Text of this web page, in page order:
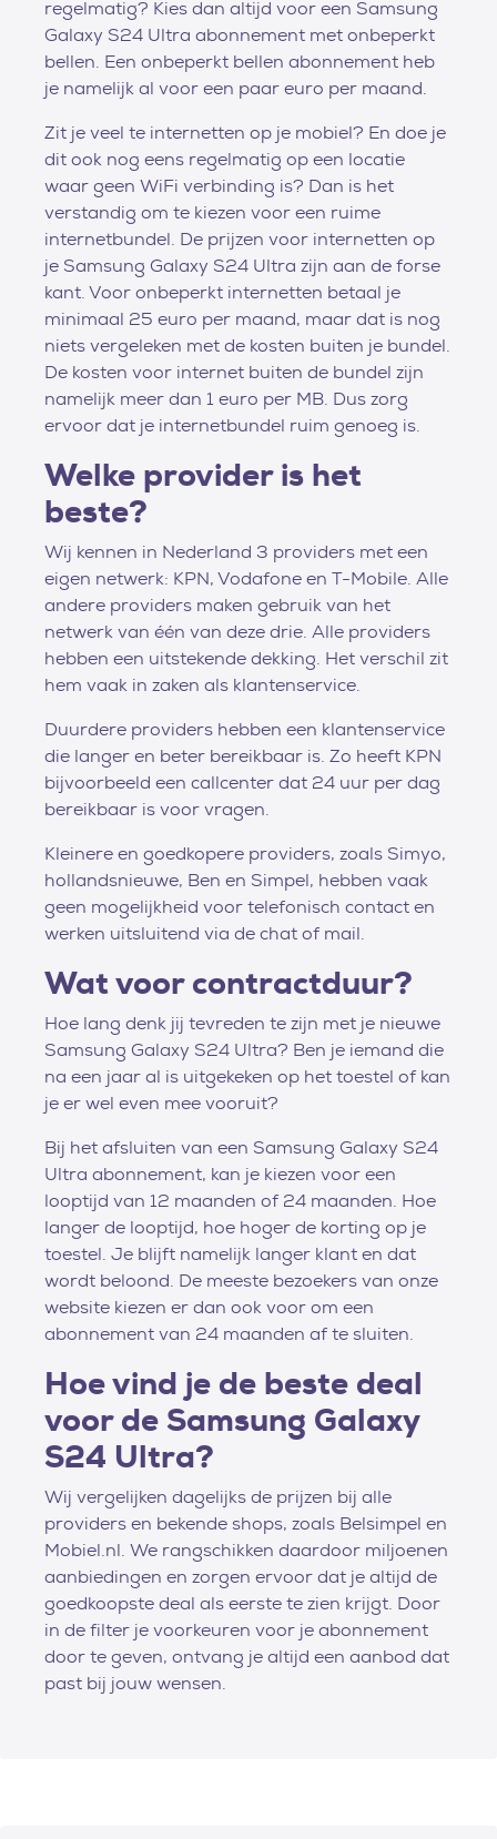
regelmatig? Kies dan altijd voor een Samsung
Galaxy S24 Ultra abonnement met onbeperkt
bellen. Een onbeperkt bellen abonnement heb
je namelijk al voor een paar euro per maand.
Zit je veel te internetten op je mobiel? En doe je
dit ook nog eens regelmatig op een locatie
waar geen WiFi verbinding is? Dan is het
verstandig om te kiezen voor een ruime
internetbundel. De prijzen voor internetten op
je Samsung Galaxy S24 Ultra zijn aan de forse
kant. Voor onbeperkt internetten betaal je
minimaal 25 euro per maand, maar dat is nog
niets vergeleken met de kosten buiten je bundel.
De kosten voor internet buiten de bundel zijn
namelijk meer dan 1 euro per MB. Dus zorg
ervoor dat je internetbundel ruim genoeg is.
Welke provider is het
beste?
Wij kennen in Nederland 3 providers met een
eigen netwerk: KPN, Vodafone en T-Mobile. Alle
andere providers maken gebruik van het
netwerk van één van deze drie. Alle providers
hebben een uitstekende dekking. Het verschil zit
hem vaak in zaken als klantenservice.
Duurdere providers hebben een klantenservice
die langer en beter bereikbaar is. Zo heeft KPN
bijvoorbeeld een callcenter dat 24 uur per dag
bereikbaar is voor vragen.
Kleinere en goedkopere providers, zoals Simyo,
hollandsnieuwe, Ben en Simpel, hebben vaak
geen mogelijkheid voor telefonisch contact en
werken uitsluitend via de chat of mail.
Wat voor contractduur?
Hoe lang denk jij tevreden te zijn met je nieuwe
Samsung Galaxy S24 Ultra? Ben je iemand die
na een jaar al is uitgekeken op het toestel of kan
je er wel even mee vooruit?
Bij het afsluiten van een Samsung Galaxy S24
Ultra abonnement, kan je kiezen voor een
looptijd van 12 maanden of 24 maanden. Hoe
langer de looptijd, hoe hoger de korting op je
toestel. Je blijft namelijk langer klant en dat
wordt beloond. De meeste bezoekers van onze
website kiezen er dan ook voor om een
abonnement van 24 maanden af te sluiten.
Hoe vind je de beste deal
voor de Samsung Galaxy
S24 Ultra?
Wij vergelijken dagelijks de prijzen bij alle
providers en bekende shops, zoals Belsimpel en
Mobiel.nl. We rangschikken daardoor miljoenen
aanbiedingen en zorgen ervoor dat je altijd de
goedkoopste deal als eerste te zien krijgt. Door
in de filter je voorkeuren voor je abonnement
door te geven, ontvang je altijd een aanbod dat
past bij jouw wensen.